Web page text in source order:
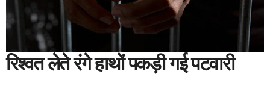
रिश्वत लेते रंगे हाथों पकड़ी गई पटवारी